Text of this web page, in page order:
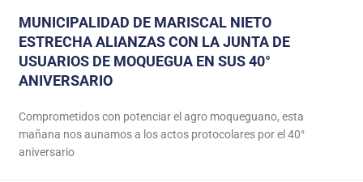
MUNICIPALIDAD DE MARISCAL NIETO
ESTRECHA ALIANZAS CON LA JUNTA DE
USUARIOS DE MOQUEGUA EN SUS 40°
ANIVERSARIO
Comprometidos con potenciar el agro moqueguano, esta
mañana nos aunamos a los actos protocolares por el 40°
aniversario